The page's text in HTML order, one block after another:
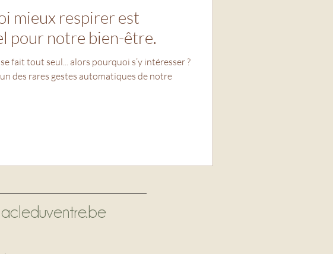
mieux respirer est
pour notre bien-être.
fait tout seul... alors pourquoi s’y intéresser ?
des rares gestes automatiques de notre